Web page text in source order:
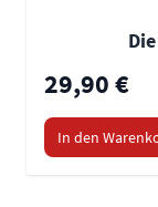
29,90 €
In den